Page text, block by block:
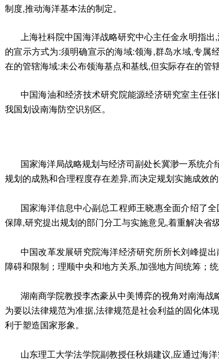
制度,推动海洋基本法的制定。
上海社科院中国海洋战略研究中心主任金永明指
的宣示方式为:须明确宣示的海域:领海,群岛水域,专属
在的管辖海域:未公布领海基点和基线,但实际存在的管
中国海油和经济技术研究院能源经济研究室主任
我国划设南海防空识别区。
国家海洋局战略规划与经济司副处长冀渺一系统
规划的成熟和合理程度存在差异,而决定规划实施成效
国家海洋信息中心副总工程师王晓惠全面介绍了
保障,研究提出规划的部门分工与实施意见,着重解决
中国改革发展研究院海洋经济研究所所长刘峰提
障碍和限制；理顺中央和地方关系,加强地方间统筹；
湖南商学院教授李杰豪从中美博弈的视角对南海
为要以法律规范为准据,法律规范是社会利益的固化体
利于塑造国家形象。
山东理工大学法学院副教授任秋娟建议,应通过海